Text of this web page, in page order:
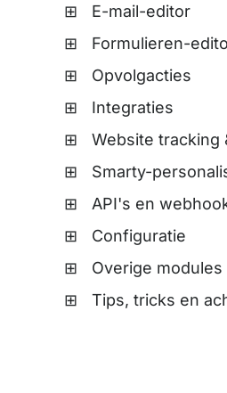
E-mail-editor
Formulieren-
Opvolgacties
Integraties
Website tracking
Smarty-
API's en
Configuratie
Overige modules
Tips, tricks en